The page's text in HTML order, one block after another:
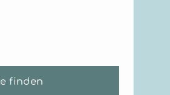
finden